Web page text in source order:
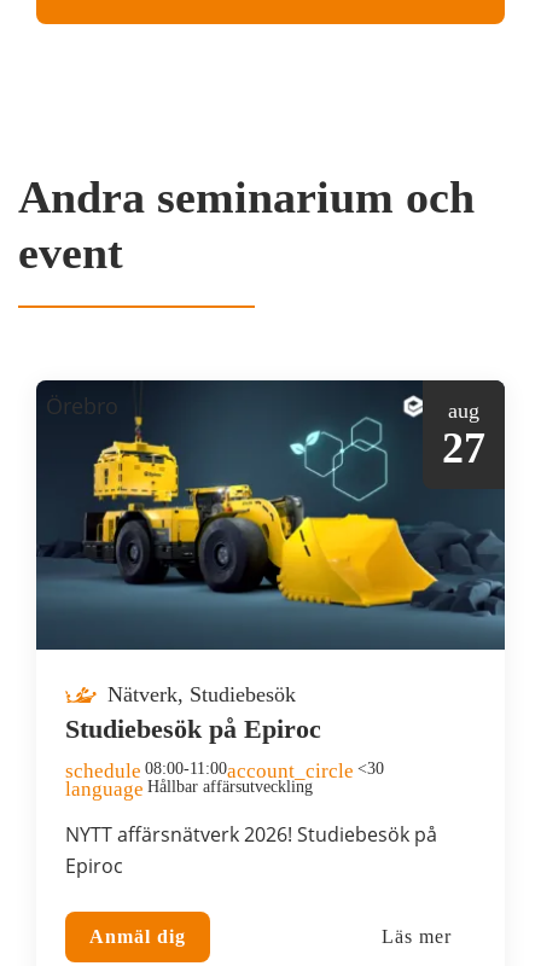
Andra seminarium och
event
Örebro aug
27
Nätverk, Studiebesök
Studiebesök på Epiroc
schedule 08:00-11:00account_circle <30
language Hållbar affärsutveckling
NYTT affärsnätverk 2026! Studiebesök på
Epiroc
Anmäl dig Läs mer